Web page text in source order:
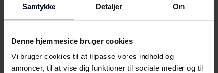
Samtykke Detaljer Om
Denne hjemmeside bruger cookies
Vi bruger cookies til at tilpasse vores indhold og
annoncer, til at vise dig funktioner til sociale medier og til
Sikkerhedsoplysninger og
Download
advarsler (NO)
Download